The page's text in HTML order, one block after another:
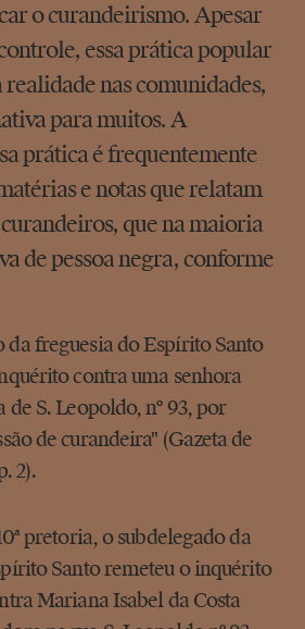
o curandeirismo. Apesar
essa prática popular
nas comunidades,
para muitos. A
prática é frequentemente
e notas que relatam
que na maioria
de pessoa negra, conforme
da freguesia do Espírito Santo
contra uma senhora
de S. Leopoldo, nº 93, por
de curandeira" (Gazeta de
2).
pretoria, o subdelegado da
Santo remeteu o inquérito
Mariana Isabel da Costa